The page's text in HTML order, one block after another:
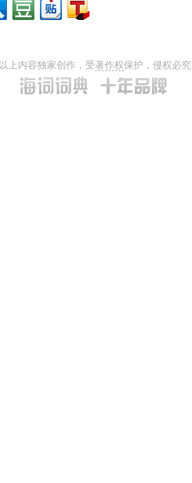
以上内容独家创作，受著作权保护，侵权必究